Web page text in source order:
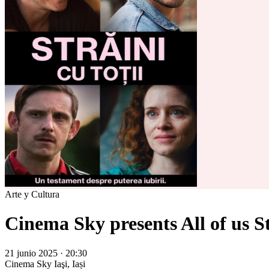
Arte y Cultura
Cinema Sky presents All of us
21 junio 2025 · 20:30
Cinema Sky Iaşi, Iași